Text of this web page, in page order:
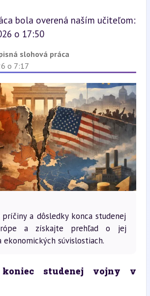
bola overená naším učiteľom:
o 17:50
slohová práca
o 7:17
príčiny a dôsledky konca studenej
a získajte prehľad o jej
súvislostiach.
studenej vojny v